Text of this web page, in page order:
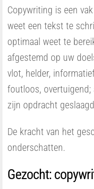
Copywriting is een
weet een tekst te
optimaal weet te
afgestemd op uw
vlot, helder,
foutloos,
zijn opdracht
De kracht van het
onderschatten.
Gezocht: